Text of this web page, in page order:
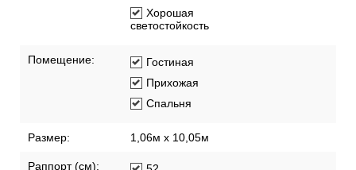
Хорошая
светостойкость
Помещение:
Гостиная
Прихожая
Спальня
Размер: 1,06м х 10,05м
Раппорт (см):